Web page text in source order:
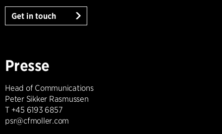
Get in touch
Presse
Head of Communications
Peter Sikker Rasmussen
T +45 6193 6857
psr@cfmoller.com